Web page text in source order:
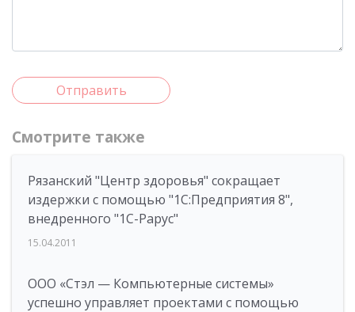
Отправить
Смотрите также
Рязанский "Центр здоровья" сокращает
издержки с помощью "1С:Предприятия 8",
внедренного "1С-Рарус"
15.04.2011
ООО «Стэл — Компьютерные системы»
успешно управляет проектами с помощью